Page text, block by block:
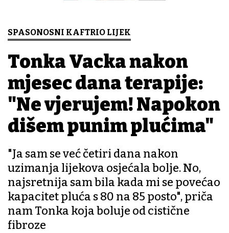
SPASONOSNI KAFTRIO LIJEK
Tonka Vacka nakon
mjesec dana terapije:
"Ne vjerujem! Napokon
dišem punim plućima"
"Ja sam se već četiri dana nakon
uzimanja lijekova osjećala bolje. No,
najsretnija sam bila kada mi se povećao
kapacitet pluća s 80 na 85 posto", priča
nam Tonka koja boluje od cistične
fibroze